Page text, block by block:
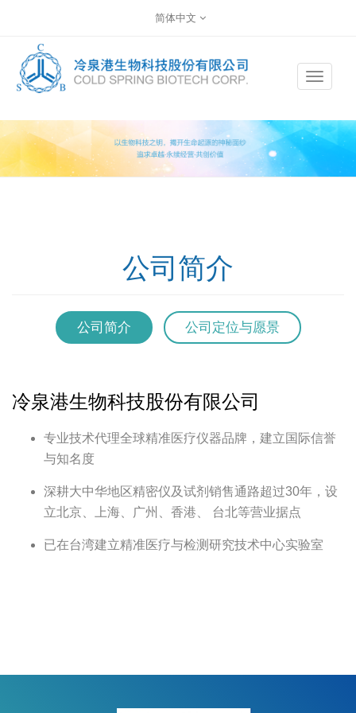
简体中文
Toggle
公司简介
公司简介 公司定位与愿景
冷泉港生物科技股份有限公司
专业技术代理全球精准医疗仪器品牌，建立国际信誉
与知名度​
深耕大中华地区精密仪及试剂销售通路超过30年，设
立北京、上海、广州、香港、 台北等营业据点​
已在台湾建立精准医疗与检测研究技术中心实验室